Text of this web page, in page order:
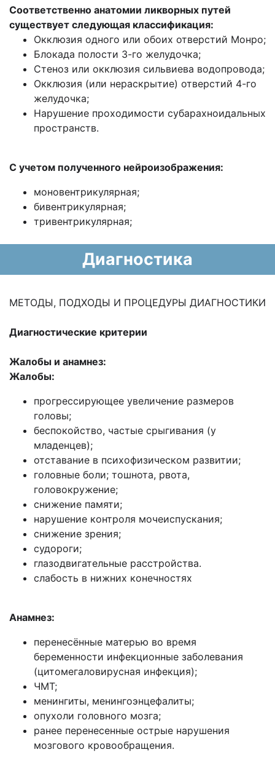
Соответственно анатомии ликворных путей
существует следующая классификация:
Окклюзия одного или обоих отверстий Монро;
Блокада полости 3-го желудочка;
Стеноз или окклюзия сильвиева водопровода;
Окклюзия (или нераскрытие) отверстий 4-го
желудочка;
Нарушение проходимости субарахноидальных
пространств.
С учетом полученного нейроизображения:
моновентрикулярная;
бивентрикулярная;
тривентрикулярная;
Диагностика
МЕТОДЫ, ПОДХОДЫ И ПРОЦЕДУРЫ ДИАГНОСТИКИ
Диагностические критерии
Жалобы и анамнез:
Жалобы:
прогрессирующее увеличение размеров
головы;
беспокойство, частые срыгивания (у
младенцев);
отставание в психофизическом развитии;
головные боли; тошнота, рвота,
головокружение;
снижение памяти;
нарушение контроля мочеиспускания;
снижение зрения;
судороги;
глазодвигательные расстройства.
слабость в нижних конечностях
Анамнез:
перенесённые матерью во время
беременности инфекционные заболевания
(цитомегаловирусная инфекция);
ЧМТ;
менингиты, менингоэнцефалиты;
опухоли головного мозга;
ранее перенесенные острые нарушения
мозгового кровообращения.